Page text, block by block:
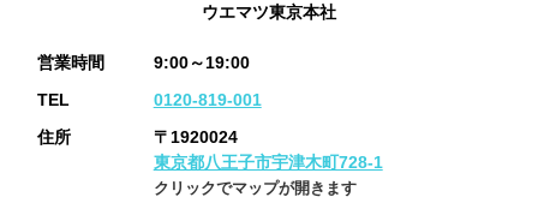
ウエマツ東京本社
営業時間
9:00～19:00
TEL
0120-819-001
住所
〒1920024
東京都八王子市宇津木町728-1
クリックでマップが開きます